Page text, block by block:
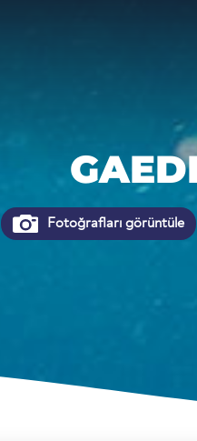
Fotoğrafları görüntüle